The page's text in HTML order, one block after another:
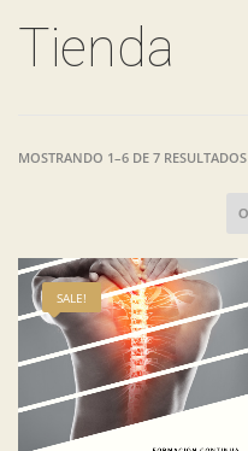
Tienda
MOSTRANDO 1–6 DE 7 RESULTADOS
SALE!